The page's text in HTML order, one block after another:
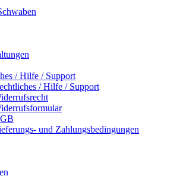
/ Hilfe / Support
/ Hilfe / Support
und Zahlungsbedingungen